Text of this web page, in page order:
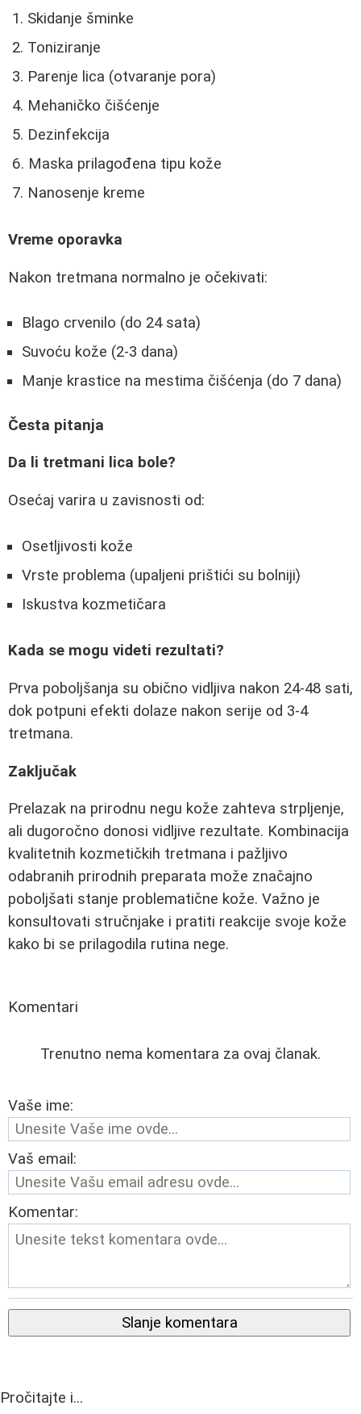
Skidanje šminke
Toniziranje
Parenje lica (otvaranje pora)
Mehaničko čišćenje
Dezinfekcija
Maska prilagođena tipu kože
Nanosenje kreme
Vreme oporavka
Nakon tretmana normalno je očekivati:
Blago crvenilo (do 24 sata)
Suvoću kože (2-3 dana)
Manje krastice na mestima čišćenja (do 7 dana)
Česta pitanja
Da li tretmani lica bole?
Osećaj varira u zavisnosti od:
Osetljivosti kože
Vrste problema (upaljeni prištići su bolniji)
Iskustva kozmetičara
Kada se mogu videti rezultati?
Prva poboljšanja su obično vidljiva nakon 24-48 sati,
dok potpuni efekti dolaze nakon serije od 3-4
tretmana.
Zaključak
Prelazak na prirodnu negu kože zahteva strpljenje,
ali dugoročno donosi vidljive rezultate. Kombinacija
kvalitetnih kozmetičkih tretmana i pažljivo
odabranih prirodnih preparata može značajno
poboljšati stanje problematične kože. Važno je
konsultovati stručnjake i pratiti reakcije svoje kože
kako bi se prilagodila rutina nege.
Komentari
Trenutno nema komentara za ovaj članak.
Vaše ime:
Vaš email:
Komentar:
Slanje komentara
Pročitajte i...